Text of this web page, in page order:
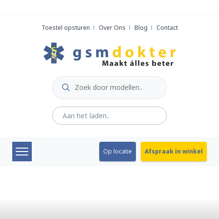
Toestel opsturen Over Ons Blog Contact
Op locatie Afspraak in winkel